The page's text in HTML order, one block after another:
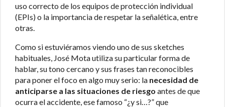
uso correcto de los equipos de protección individual
(EPIs) o la importancia de respetar la señalética, entre
otras.
Como si estuviéramos viendo uno de sus sketches
habituales, José Mota utiliza su particular forma de
hablar, su tono cercano y sus frases tan reconocibles
para poner el foco en algo muy serio: la necesidad de
anticiparse a las situaciones de riesgo antes de que
ocurra el accidente, ese famoso “¿y si…?” que